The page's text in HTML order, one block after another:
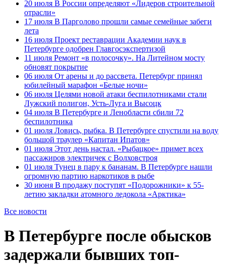
20 июля В России определяют «Лидеров строительной
отрасли»
17 июля В Парголово прошли самые семейные забеги
лета
16 июля Проект реставрации Академии наук в
Петербурге одобрен Главгосэкспертизой
11 июля Ремонт «в полосочку». На Литейном мосту
обновят покрытие
06 июля От арены и до рассвета. Петербург принял
юбилейный марафон «Белые ночи»
06 июля Целями новой атаки беспилотниками стали
Лужский полигон, Усть-Луга и Высоцк
04 июля В Петербурге и Ленобласти сбили 72
беспилотника
01 июля Ловись, рыбка. В Петербурге спустили на воду
большой траулер «Капитан Ипатов»
01 июля Этот день настал. «Рыбацкое» примет всех
пассажиров электричек с Волховстроя
01 июля Тунец в пару к бананам. В Петербурге нашли
огромную партию наркотиков в рыбе
30 июня В продажу поступят «Подорожники» к 55-
летию закладки атомного ледокола «Арктика»
Все новости
В Петербурге после обысков
задержали бывших топ-